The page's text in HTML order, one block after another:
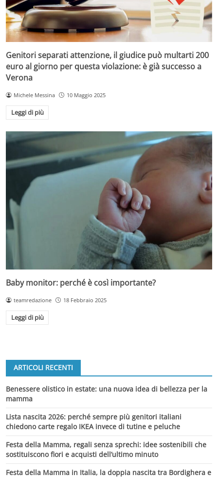
Genitori separati attenzione, il giudice può multarti 200
euro al giorno per questa violazione: è già successo a
Verona
Michele Messina 10 Maggio 2025
Leggi di più
Baby monitor: perché è così importante?
teamredazione 18 Febbraio 2025
Leggi di più
ARTICOLI RECENTI
Benessere olistico in estate: una nuova idea di bellezza per la
mamma
Lista nascita 2026: perché sempre più genitori italiani
chiedono carte regalo IKEA invece di tutine e peluche
Festa della Mamma, regali senza sprechi: idee sostenibili che
sostituiscono fiori e acquisti dell’ultimo minuto
Festa della Mamma in Italia, la doppia nascita tra Bordighera e